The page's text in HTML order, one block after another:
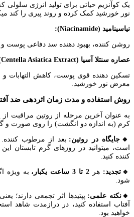
یک کوآنزیم حیاتی برای تولید انرژی سلولی
نور خورشید کمک کرده و روند پیری را کند
نیاسینامید (Niacinamide):
روشن کننده، بهبود دهنده سد دفاعی پوست و
عصاره سنتلا آسیا (Centella Asiatica Extract):
تسکین دهنده قوی پوست، کاهش التهابات
معرض نور خورشید.
روش استفاده و مدت زمان اثردهی ضد آفتاب
به عنوان آخرین مرحله از روتین مراقبت
کرم (به اندازه دو انگشت) را روی صورت و
🔸جایگاه در روتین: بعد از مرطوب
است، میتوانید در روزهای گرم تابستان
کننده کنید.
🔹تجدید: هر
به ویژه
شود.
🔸نکته علمی: پپتیدها اثر تجمعی دارند؛
آفتاب استفاده کنید، در درازمدت شاهد
خواهید بود.